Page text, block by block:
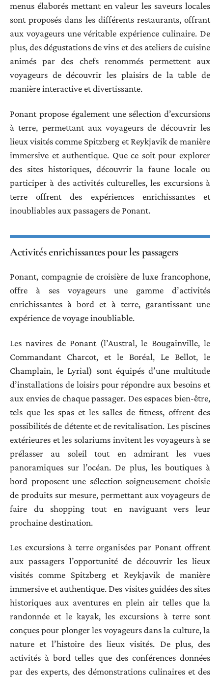
menus élaborés mettant en valeur les saveurs locales
sont proposés dans les différents restaurants, offrant
aux voyageurs une véritable expérience culinaire. De
plus, des dégustations de vins et des ateliers de cuisine
animés par des chefs renommés permettent aux
voyageurs de découvrir les plaisirs de la table de
manière interactive et divertissante.
Ponant propose également une sélection d’excursions
à terre, permettant aux voyageurs de découvrir les
lieux visités comme Spitzberg et Reykjavik de manière
immersive et authentique. Que ce soit pour explorer
des sites historiques, découvrir la faune locale ou
participer à des activités culturelles, les excursions à
terre offrent des expériences enrichissantes et
inoubliables aux passagers de Ponant.
Activités enrichissantes pour les passagers
Ponant, compagnie de croisière de luxe francophone,
offre à ses voyageurs une gamme d’activités
enrichissantes à bord et à terre, garantissant une
expérience de voyage inoubliable.
Les navires de Ponant (l’Austral, le Bougainville, le
Commandant Charcot, et le Boréal, Le Bellot, le
Champlain, le Lyrial) sont équipés d’une multitude
d’installations de loisirs pour répondre aux besoins et
aux envies de chaque passager. Des espaces bien-être,
tels que les spas et les salles de fitness, offrent des
possibilités de détente et de revitalisation. Les piscines
extérieures et les solariums invitent les voyageurs à se
prélasser au soleil tout en admirant les vues
panoramiques sur l’océan. De plus, les boutiques à
bord proposent une sélection soigneusement choisie
de produits sur mesure, permettant aux voyageurs de
faire du shopping tout en naviguant vers leur
prochaine destination.
Les excursions à terre organisées par Ponant offrent
aux passagers l’opportunité de découvrir les lieux
visités comme Spitzberg et Reykjavik de manière
immersive et authentique. Des visites guidées des sites
historiques aux aventures en plein air telles que la
randonnée et le kayak, les excursions à terre sont
conçues pour plonger les voyageurs dans la culture, la
nature et l’histoire des lieux visités. De plus, des
activités à bord telles que des conférences données
par des experts, des démonstrations culinaires et des